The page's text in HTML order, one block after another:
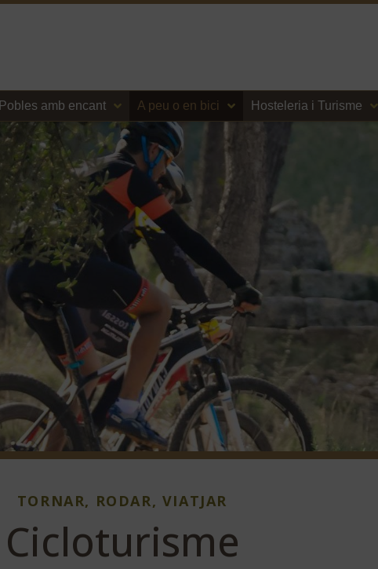
Pobles amb encant A peu o en bici Hosteleria i Turisme
TORNAR, RODAR, VIATJAR
Cicloturisme